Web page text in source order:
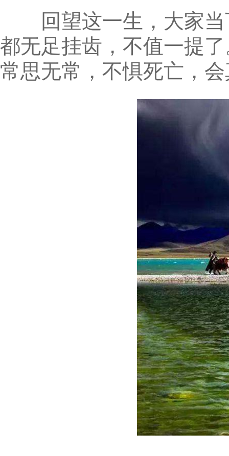
回望这一生，大家当
都无足挂齿，不值一提
常思无常，不惧死亡，